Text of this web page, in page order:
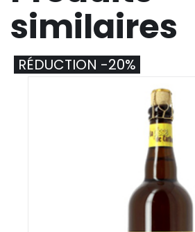
similaires
RÉDUCTION -20%